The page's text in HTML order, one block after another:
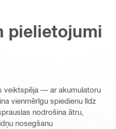
pielietojumi
veiktspēja — ar akumulatoru
vienmērīgu spiedienu līdz
nodrošina ātru,
nosegšanu